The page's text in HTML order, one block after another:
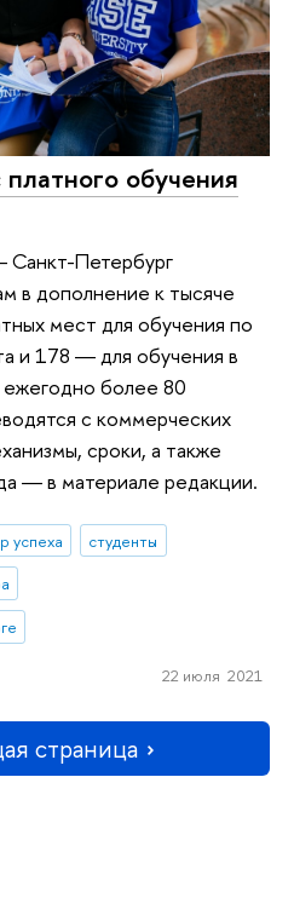
обучения
Петербург
в дополнение к тысяче
мест для обучения по
и 178 ― для обучения в
ежегодно более 80
с коммерческих
сроки, а также
― в материале редакции.
успеха
студенты
22 июля 2021
страница